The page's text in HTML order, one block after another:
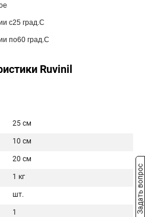
с25 град.C
по60 град.C
Ruvinil
25 см
10 см
20 см
1 кг
шт.
1 Задать вопрос